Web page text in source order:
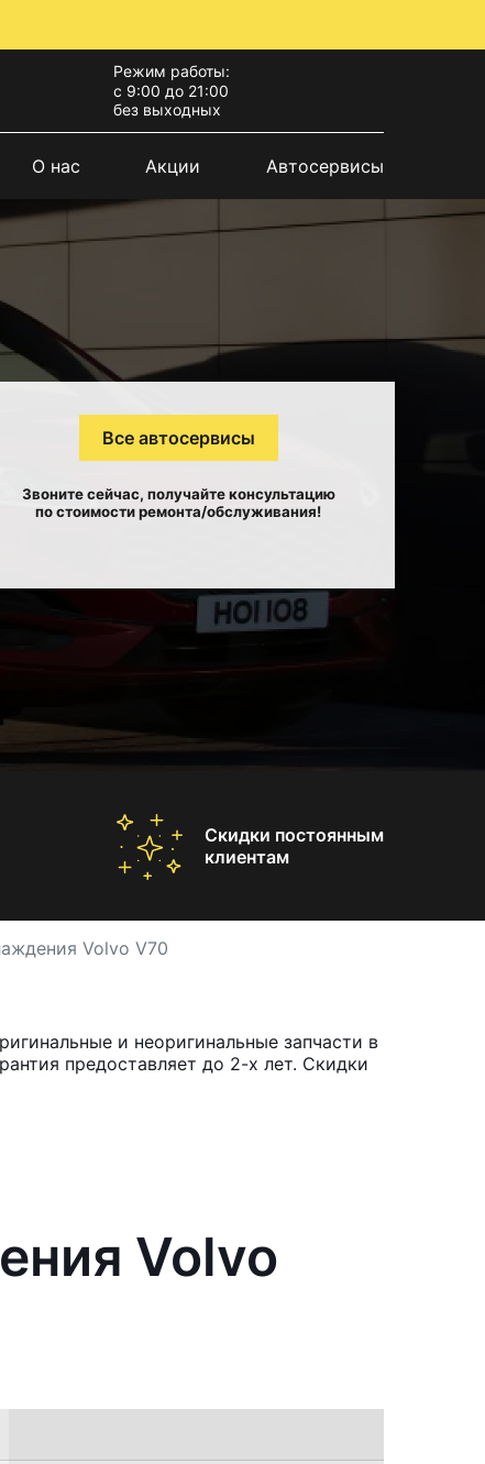
Режим работы:
с 9:00 до 21:00
без выходных
О нас Акции Автосервисы
Все автосервисы
Звоните сейчас, получайте консультацию
по стоимости ремонта/обслуживания!
Скидки постоянным
клиентам
Volvo V70
и неоригинальные запчасти в
предоставляет до 2-х лет. Скидки
Volvo